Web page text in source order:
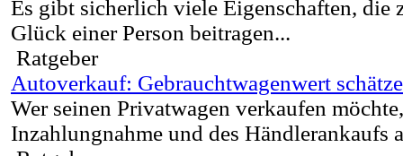
Es gibt sicherlich viele Eigenschaften, die
Glück einer Person beitragen...
Ratgeber
Autoverkauf: Gebrauchtwagenwert
Wer seinen Privatwagen verkaufen
Inzahlungnahme und des Händlerankaufs